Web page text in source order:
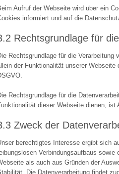
Aufruf der Webseite wird über ein
informiert und auf die
Rechtsgrundlage für
Rechtsgrundlage für die
der Funktionalität unserer
Rechtsgrundlage für die
dieser Webseite dienen,
Zweck der
berechtigtes Interesse ergibt sich
Verbindungsaufbaus
als auch aus Gründen der
Die Datenverarbeitung findet